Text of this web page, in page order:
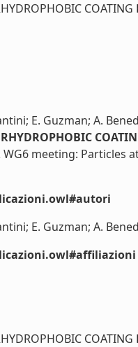
E. Guzman; A.
WG6 meeting:
E. Guzman; A.